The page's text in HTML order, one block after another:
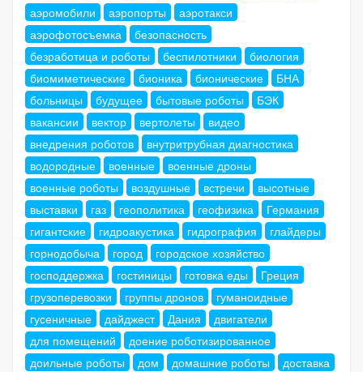
аэромобили
аэропорты
аэротакси
аэрофотосъемка
безопасность
безработица и роботы
беспилотники
биология
биомиметические
бионика бионические
БНА
больницы
будущее бытовые роботы
БЭК
вакансии
вектор вертолеты
видео
внедрения роботов
внутритрубная диагностика
водородные
военные
военные дроны
военные роботы
воздушные встречи
высотные
выставки
газ геополитика геофизика
Германия
гигантские
гидроакустика гидрография
глайдеры
горнодобыча
город
городское хозяйство
господдержка
гостиницы готовка еды
Греция
грузоперевозки
группы дронов
гуманоидные
гусеничные
дайджест Дания
двигатели
для помещений
доение роботизированное
доильные роботы
дом домашние роботы
доставка